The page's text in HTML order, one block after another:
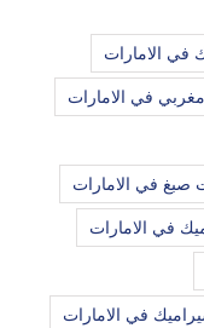
في الامارات
في الامارات
صبغ في الامارات
في الامارات
في الامارات